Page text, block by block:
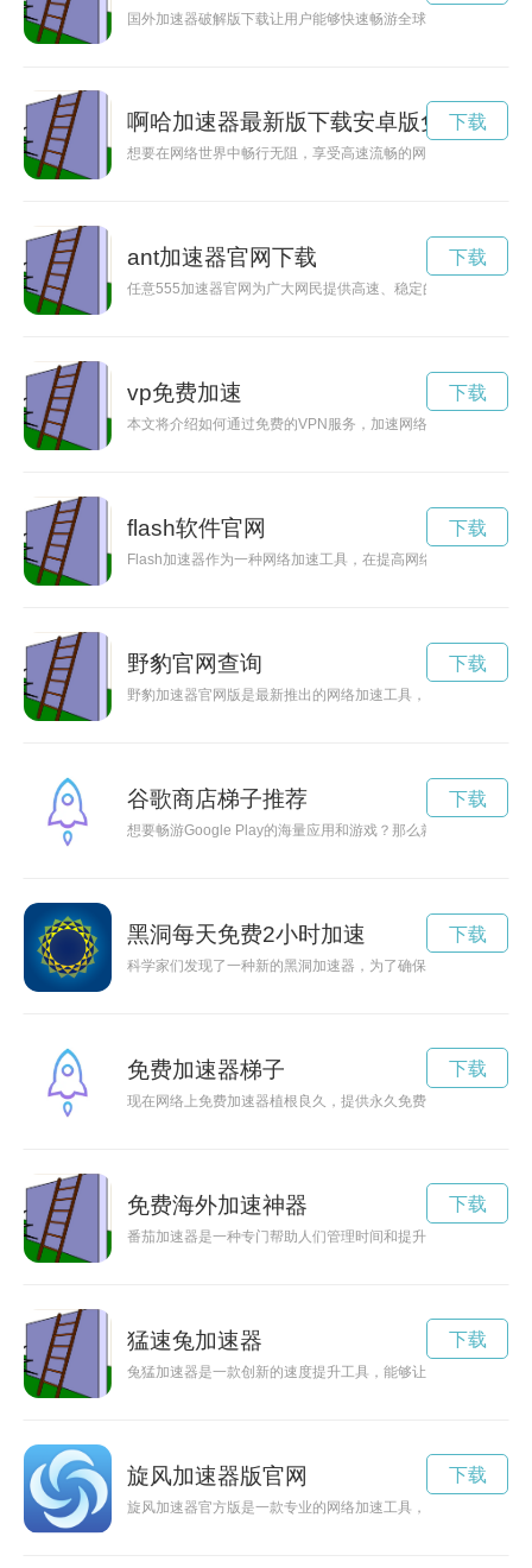
国外加速器破解版下载让用户能够快速畅游全球网络，打破地
啊哈加速器最新版下载安卓版免费
想要在网络世界中畅行无阻，享受高速流畅的网络体验吗？赶
下载
ant加速器官网下载
任意555加速器官网为广大网民提供高速、稳定的网络加速服务
下载
vp免费加速
本文将介绍如何通过免费的VPN服务，加速网络连接，让你畅
下载
flash软件官网
Flash加速器作为一种网络加速工具，在提高网络速度和流畅度
下载
野豹官网查询
野豹加速器官网版是最新推出的网络加速工具，通过优化网页
下载
谷歌商店梯子推荐
想要畅游Google Play的海量应用和游戏？那么就需要一个高效
下载
黑洞每天免费2小时加速
科学家们发现了一种新的黑洞加速器，为了确保其安全运行，
下载
免费加速器梯子
现在网络上免费加速器植根良久，提供永久免费的网络梯子服
下载
免费海外加速神器
番茄加速器是一种专门帮助人们管理时间和提升效率的工具，
下载
猛速兔加速器
兔猛加速器是一款创新的速度提升工具，能够让你在工作和生
下载
旋风加速器版官网
旋风加速器官方版是一款专业的网络加速工具，能够帮助用户
下载